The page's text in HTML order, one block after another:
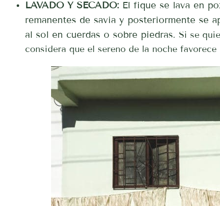
LAVADO Y SECADO:El fique se lava en
remanentes de savia y posteriormente se
al sol en cuerdas o sobre piedras. Si se
considera que el sereno de la noche